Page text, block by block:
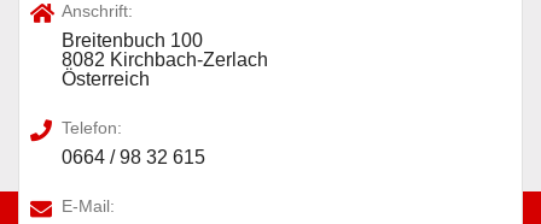
Anschrift:
Breitenbuch 100
8082 Kirchbach-Zerlach
Österreich
Telefon:
0664 / 98 32 615
E-Mail: